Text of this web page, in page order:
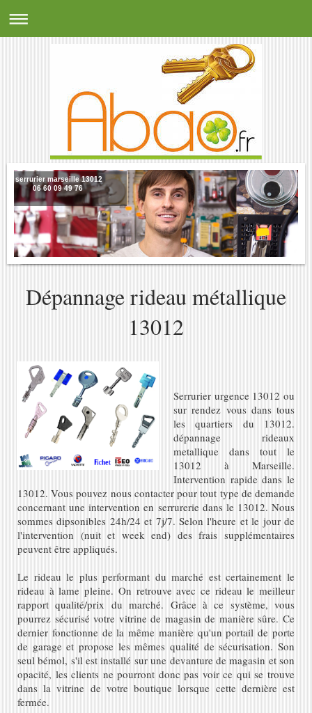
serrurier marseille 13012
06 60 09 49 76
Dépannage rideau métallique
13012
Serrurier urgence 13012 ou
sur rendez vous dans tous
les quartiers du 13012.
dépannage rideaux
metallique dans tout le
13012 à Marseille.
Intervention rapide dans le
13012. Vous pouvez nous contacter pour tout type de demande
concernant une intervention en serrurerie dans le 13012. Nous
sommes dipsonibles 24h/24 et 7j/7. Selon l'heure et le jour de
l'intervention (nuit et week end) des frais supplémentaires
peuvent être appliqués.
Le rideau le plus performant du marché est certainement le
rideau à lame pleine. On retrouve avec ce rideau le meilleur
rapport qualité/prix du marché. Grâce à ce système, vous
pourrez sécurisé votre vitrine de magasin de manière sûre. Ce
dernier fonctionne de la même manière qu'un portail de porte
de garage et propose les mêmes qualité de sécurisation. Son
seul bémol, s'il est installé sur une devanture de magasin et son
opacité, les clients ne pourront donc pas voir ce qui se trouve
dans la vitrine de votre boutique lorsque cette dernière est
fermée.